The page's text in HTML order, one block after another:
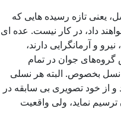
یعنی تازه رسیده هایی که
داد، در کار نیست. عده ای
و آرمانگرایی دارند،
گروه‌های جوان در تمام
نسل بخصوص. البته هر نسلی
و از خود تصویری بی سابقه در
نماید، ولی واقعیت